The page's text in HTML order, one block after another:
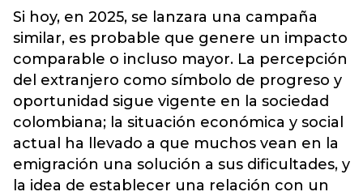
Si hoy, en 2025, se lanzara una campaña
similar, es probable que genere un impacto
comparable o incluso mayor. La percepción
del extranjero como símbolo de progreso y
oportunidad sigue vigente en la sociedad
colombiana; la situación económica y social
actual ha llevado a que muchos vean en la
emigración una solución a sus dificultades, y
la idea de establecer una relación con un